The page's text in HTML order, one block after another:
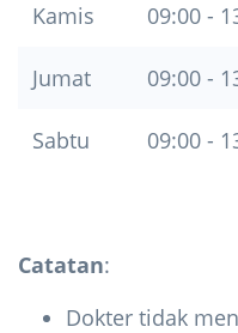
Kamis 09:00 -
Jumat 09:00 -
Sabtu 09:00 -
Catatan:
Dokter tidak